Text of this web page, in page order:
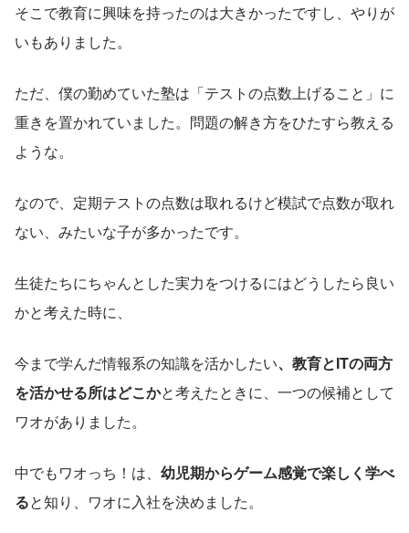
そこで教育に興味を持ったのは大きかったですし、やりが
いもありました。
ただ、僕の勤めていた塾は「テストの点数上げること」に
重きを置かれていました。問題の解き方をひたすら教える
ような。
なので、定期テストの点数は取れるけど模試で点数が取れ
ない、みたいな子が多かったです。
生徒たちにちゃんとした実力をつけるにはどうしたら良い
かと考えた時に、
今まで学んだ情報系の知識を活かしたい、教育とITの両方
を活かせる所はどこかと考えたときに、一つの候補として
ワオがありました。
中でもワオっち！は、 幼児期からゲーム感覚で楽しく学べ
ると知り、ワオに入社を決めました。